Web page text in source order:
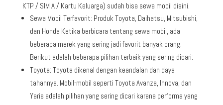
KTP / SIM A / Kartu Keluarga) sudah bisa sewa mobil disini.
Sewa Mobil Terfavorit: Produk Toyota, Daihatsu, Mitsubishi,
dan Honda Ketika berbicara tentang sewa mobil, ada
beberapa merek yang sering jadi favorit banyak orang.
Berikut adalah beberapa pilihan terbaik yang sering dicari:
Toyota: Toyota dikenal dengan keandalan dan daya
tahannya. Mobil-mobil seperti Toyota Avanza, Innova, dan
Yaris adalah pilihan yang sering dicari karena performa yang